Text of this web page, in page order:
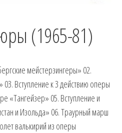
(1965-81)
мейстерзингеры» 02.
Вступление к 3 действию оперы
«Тангейзер» 05. Вступление и
и Изольда» 06. Траурный марш
валькирий из оперы